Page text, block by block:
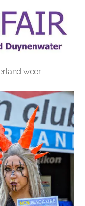
weer